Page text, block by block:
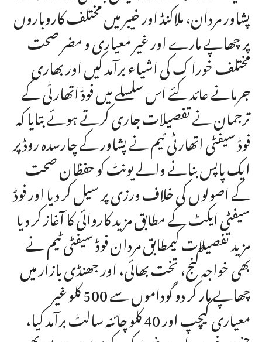
پشاور مردان، ملاکنڈ اور خیبر میں مختلف کاروباروں
پر چھاپے مارے اور غیر معیاری و مضر صحت
مختلف خورا ک کی اشیاء برآمد کیں اور بھاری
جرمانے عائد کئے اس سلسلے میں فوڈ اتھارٹی کے
ترجمان نے تفصیلات جاری کرتے ہوئے بتایا کہ
فوڈ سیفٹی اتھارٹی ٹیم نے پشاور کے چارسدہ روڈ پر
ایک پاپس بنانے والے یونٹ کو حفظان صحت
کے اصولوں کی خلاف ورزی پر سیل کر دیا اور فوڈ
سیفٹی ایکٹ کے مطابق مزید کاروائی کا آغاز کر دیا
مزید تفصیلات کیمطابق مردان فوڈ سیفٹی ٹیم نے
بھی خواجہ گنج، تخت بھائی، اور جھنڈی بازار میں
چھاپے مار کر دو گوداموں سے 500 کلو غیر
معیاری کیچپ اور 40 کلو چائنہ سالٹ برآمد کیا،